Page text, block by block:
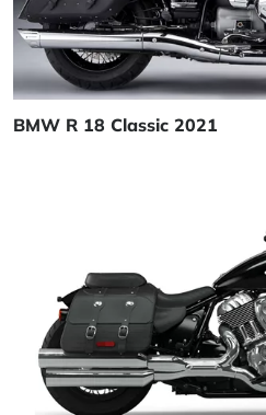
BMW R 18 Classic 2021